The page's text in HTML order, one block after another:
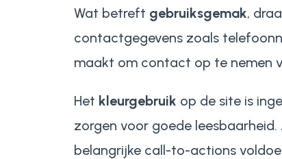
Wat betreft gebruiksgemak,
contactgegevens zoals
maakt om contact op te nemen
Het kleurgebruik op de site is
zorgen voor goede
belangrijke call-to-actions